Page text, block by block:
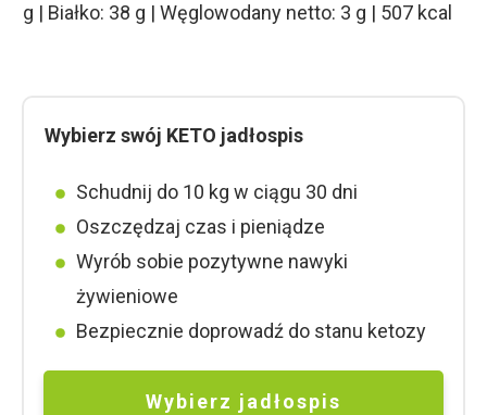
g | Białko: 38 g | Węglowodany netto: 3 g | 507 kcal
Wybierz swój KETO jadłospis
Schudnij do 10 kg w ciągu 30 dni
Oszczędzaj czas i pieniądze
Wyrób sobie pozytywne nawyki
żywieniowe
Bezpiecznie doprowadź do stanu ketozy
Wybierz jad łospis